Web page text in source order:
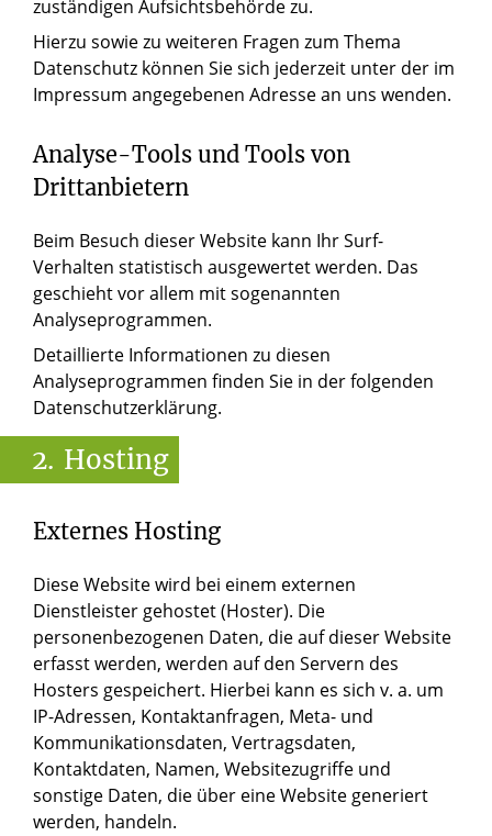
zuständigen Aufsichtsbehörde zu.
Hierzu sowie zu weiteren Fragen zum Thema
Datenschutz können Sie sich jederzeit unter der im
Impressum angegebenen Adresse an uns wenden.
Analyse-Tools und Tools von
Drittanbietern
Beim Besuch dieser Website kann Ihr Surf-
Verhalten statistisch ausgewertet werden. Das
geschieht vor allem mit sogenannten
Analyseprogrammen.
Detaillierte Informationen zu diesen
Analyseprogrammen finden Sie in der folgenden
Datenschutzerklärung.
2. Hosting
Externes Hosting
Diese Website wird bei einem externen
Dienstleister gehostet (Hoster). Die
personenbezogenen Daten, die auf dieser Website
erfasst werden, werden auf den Servern des
Hosters gespeichert. Hierbei kann es sich v. a. um
IP-Adressen, Kontaktanfragen, Meta- und
Kommunikationsdaten, Vertragsdaten,
Kontaktdaten, Namen, Websitezugriffe und
sonstige Daten, die über eine Website generiert
werden, handeln.